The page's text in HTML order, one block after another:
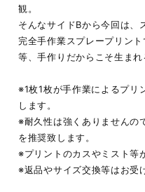
観。
そんなサイドBから今回は、
完全手作業スプレープリン
等、手作りだからこそ生まれ
※1枚1枚が手作業によるプリ
します。
※耐久性は強くありませんの
を推奨致します。
※プリントのカスやミスト等
※返品やサイズ交換等はお受